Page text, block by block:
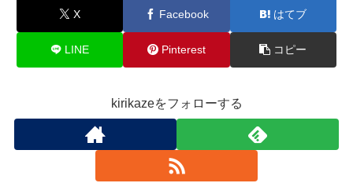
X Facebook はてブ
LINE Pinterest コピー
kirikazeをフォローする